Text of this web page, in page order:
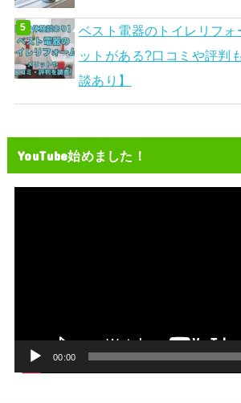
ベスト電器のトイレリフォ
ットがある?口コミや評判
談あり】
YouTube始めました！
00:00